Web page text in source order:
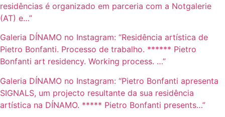
residências é organizado em parceria com a Notgalerie
(AT) e…”
Galeria DÍNAMO no Instagram: “Residência artística de
Pietro Bonfanti. Processo de trabalho. ****** Pietro
Bonfanti art residency. Working process. …”
Galeria DÍNAMO no Instagram: “Pietro Bonfanti apresenta
SIGNALS, um projecto resultante da sua residência
artística na DÍNAMO. ***** Pietro Bonfanti presents…”